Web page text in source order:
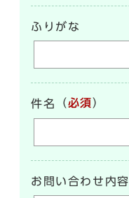
ふりがな
件名 （必須）
お問い合わせ内容